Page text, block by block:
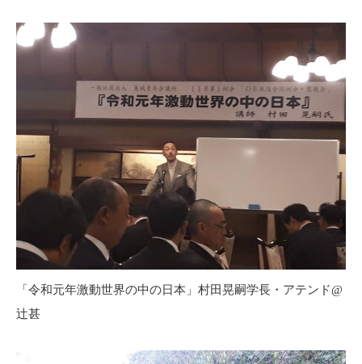
「令和元年激動世界の中の日本」村田晃嗣学長・アテンド@
辻甚